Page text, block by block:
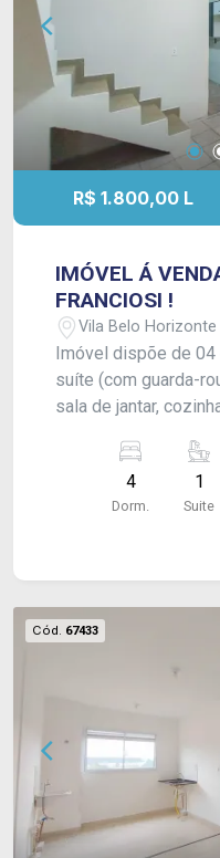
R$ 1.800,00 L
IMÓVEL Á
FRANCIOSI !
Vila Belo
Imóvel dispõe de 04 dormitórios, sendo 01 deles
suíte (com guarda-
sala de jantar,
Edícula com
coberta e quintal
aquecedor); além
4
Dorm.
1
Suite
Cód. 67433